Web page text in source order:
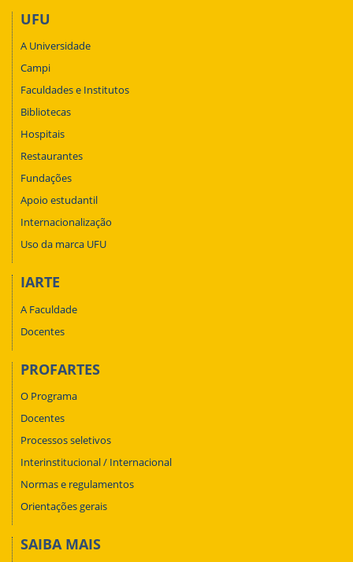
UFU
A Universidade
Campi
Faculdades e Institutos
Bibliotecas
Hospitais
Restaurantes
Fundações
Apoio estudantil
Internacionalização
Uso da marca UFU
IARTE
A Faculdade
Docentes
PROFARTES
O Programa
Docentes
Processos seletivos
Interinstitucional / Internacional
Normas e regulamentos
Orientações gerais
SAIBA MAIS